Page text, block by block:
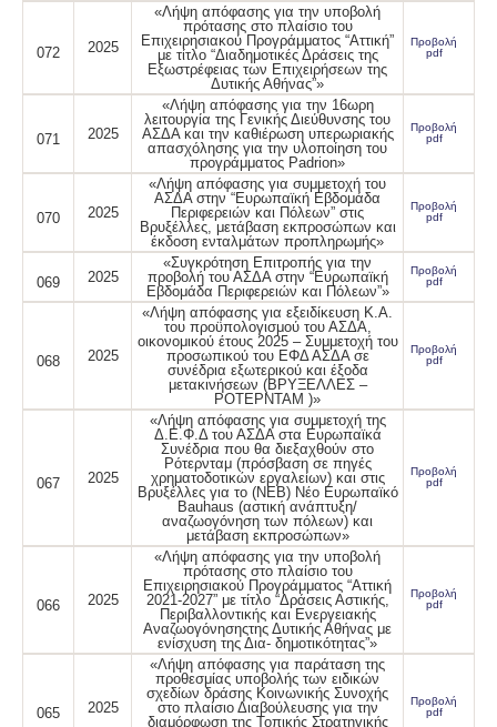
072 2025
«Λήψη απόφασης για την υποβολή
πρότασης στο πλαίσιο του
Επιχειρησιακού Προγράμματος “Αττική”
με τίτλο “Διαδημοτικές Δράσεις της
Εξωστρέφειας των Επιχειρήσεων της
Δυτικής Αθήνας”»
Προβολή
pdf
071 2025
«Λήψη απόφασης για την 16ωρη
λειτουργία της Γενικής Διεύθυνσης του
ΑΣΔΑ και την καθιέρωση υπερωριακής
απασχόλησης για την υλοποίηση του
προγράμματος Padrion»
Προβολή
pdf
070 2025
«Λήψη απόφασης για συμμετοχή του
ΑΣΔΑ στην “Ευρωπαϊκή Εβδομάδα
Περιφερειών και Πόλεων” στις
Βρυξέλλες, μετάβαση εκπροσώπων και
έκδοση ενταλμάτων προπληρωμής»
Προβολή
pdf
069 2025
«Συγκρότηση Επιτροπής για την
προβολή του ΑΣΔΑ στην “Ευρωπαϊκή
Εβδομάδα Περιφερειών και Πόλεων”»
Προβολή
pdf
068 2025
«Λήψη απόφασης για εξειδίκευση Κ.Α.
του προϋπολογισμού του ΑΣΔΑ,
οικονομικού έτους 2025 – Συμμετοχή του
προσωπικού του ΕΦΔ ΑΣΔΑ σε
συνέδρια εξωτερικού και έξοδα
μετακινήσεων (ΒΡΥΞΕΛΛΕΣ –
ΡΟΤΕΡΝΤΑΜ )»
Προβολή
pdf
067 2025
«Λήψη απόφασης για συμμετοχή της
Δ.Ε.Φ.Δ του ΑΣΔΑ στα Ευρωπαϊκά
Συνέδρια που θα διεξαχθούν στο
Ρότερνταμ (πρόσβαση σε πηγές
χρηματοδοτικών εργαλείων) και στις
Βρυξέλλες για το (NEB) Νέο Ευρωπαϊκό
Bauhaus (αστική ανάπτυξη/
αναζωογόνηση των πόλεων) και
μετάβαση εκπροσώπων»
Προβολή
pdf
066 2025
«Λήψη απόφασης για την υποβολή
πρότασης στο πλαίσιο του
Επιχειρησιακού Προγράμματος “Αττική
2021-2027” με τίτλο “Δράσεις Αστικής,
Περιβαλλοντικής και Ενεργειακής
Αναζωογόνησηςτης Δυτικής Αθήνας με
ενίσχυση της Δια- δημοτικότητας”»
Προβολή
pdf
065 2025
«Λήψη απόφασης για παράταση της
προθεσμίας υποβολής των ειδικών
σχεδίων δράσης Κοινωνικής Συνοχής
στο πλαίσιο Διαβούλευσης για την
διαμόρφωση της Τοπικής Στρατηγικής
Προβολή
pdf